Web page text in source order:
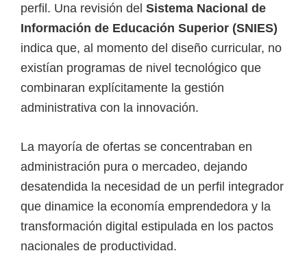
perfil. Una revisión del Sistema Nacional de
Información de Educación Superior (SNIES)
indica que, al momento del diseño curricular, no
existían programas de nivel tecnológico que
combinaran explícitamente la gestión
administrativa con la innovación.
La mayoría de ofertas se concentraban en
administración pura o mercadeo, dejando
desatendida la necesidad de un perfil integrador
que dinamice la economía emprendedora y la
transformación digital estipulada en los pactos
nacionales de productividad.